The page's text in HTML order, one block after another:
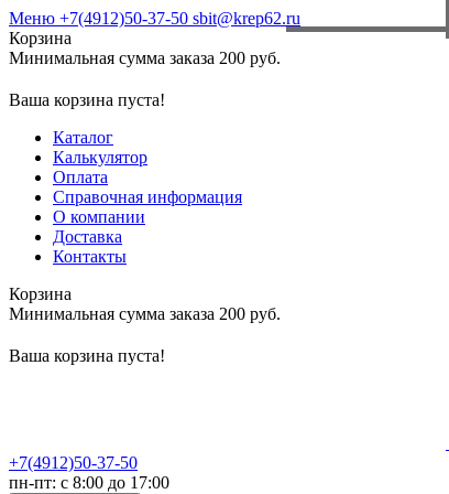
Меню +7(4912)50-37-50 sbit@krep62.ru
Корзина
Минимальная сумма заказа 200 руб.
Ваша корзина пуста!
Каталог
Калькулятор
Оплата
Справочная информация
О компании
Доставка
Контакты
Корзина
Минимальная сумма заказа 200 руб.
Ваша корзина пуста!
+7(4912)50-37-50
пн-пт: с 8:00 до 17:00